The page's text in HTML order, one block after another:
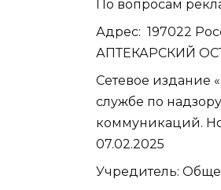
По вопросам
Адрес: 197022
АПТЕКАРСКИЙ
Сетевое издание
службе по
коммуникаций.
07.02.2025
Учредитель: